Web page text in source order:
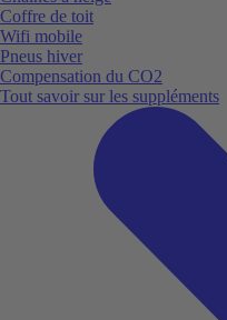
Coffre de toit
Wifi mobile
Pneus hiver
Compensation du CO2
Tout savoir sur les suppléments